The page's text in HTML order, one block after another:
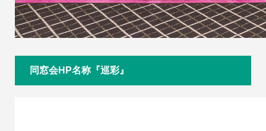
同窓会HP名称『巡彩』